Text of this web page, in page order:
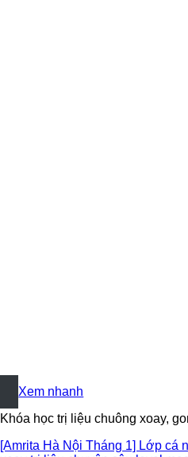
+
Xem nhanh
Khóa học trị liệu chuông xoay,
[Amrita Hà Nội Tháng 1] Lớp cá